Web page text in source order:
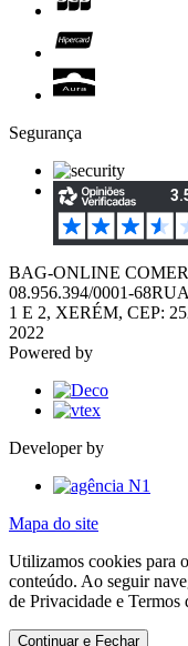
Segurança
BAG-ONLINE
08.956.394/0001-68
1 E 2, XERÉM, CEP:
2022
Powered by
Developer by
Mapa do site
Utilizamos cookies para
conteúdo. Ao seguir
de Privacidade e Termos
Continuar e Fechar